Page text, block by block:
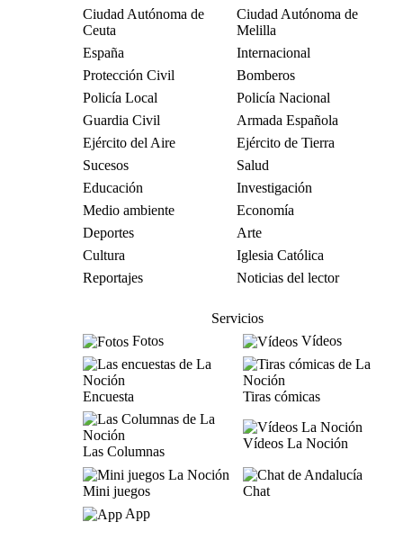
Ciudad Autónoma de
Ceuta
Ciudad Autónoma de
Melilla
España
Internacional
Protección Civil
Bomberos
Policía Local
Policía Nacional
Guardia Civil
Armada Española
Ejército del Aire
Ejército de Tierra
Sucesos
Salud
Educación
Investigación
Medio ambiente
Economía
Deportes
Arte
Cultura
Iglesia Católica
Reportajes
Noticias del lector
Servicios
Fotos
Vídeos
Encuesta Tiras cómicas
Las Columnas
Vídeos La Noción
Mini juegos
Chat
App